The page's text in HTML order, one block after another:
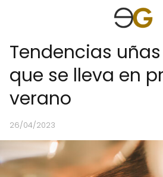
Tendencias
que se lleva en
verano
26/04/2023